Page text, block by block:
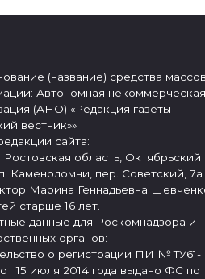
(название) средства
Автономная некоммерческая
(АНО) «Редакция газеты
вестник»»
сайта:
область, Октябрьский
Каменоломни, пер. Советский, 7а
Марина Геннадьевна
старше 16 лет.
данные для Роскомнадзора и
органов:
о регистрации ПИ № ТУ61-
15 июля 2014 года выдано ФС по